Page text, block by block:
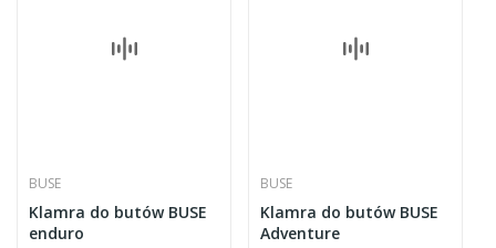
BUSE
Klamra do butów BUSE
enduro
BUSE
Klamra do butów BUSE
Adventure